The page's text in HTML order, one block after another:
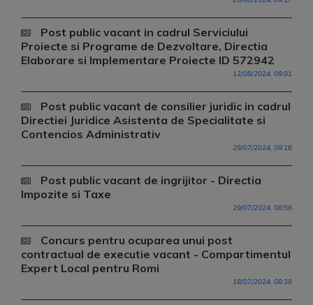
Post public vacant in cadrul Serviciului
Proiecte si Programe de Dezvoltare, Directia
Elaborare si Implementare Proiecte ID 572942
12/08/2024, 09:01
Post public vacant de consilier juridic in cadrul
Directiei Juridice Asistenta de Specialitate si
Contencios Administrativ
29/07/2024, 09:16
Post public vacant de ingrijitor - Directia
Impozite si Taxe
29/07/2024, 08:56
Concurs pentru ocuparea unui post
contractual de executie vacant - Compartimentul
Expert Local pentru Romi
18/07/2024, 08:38